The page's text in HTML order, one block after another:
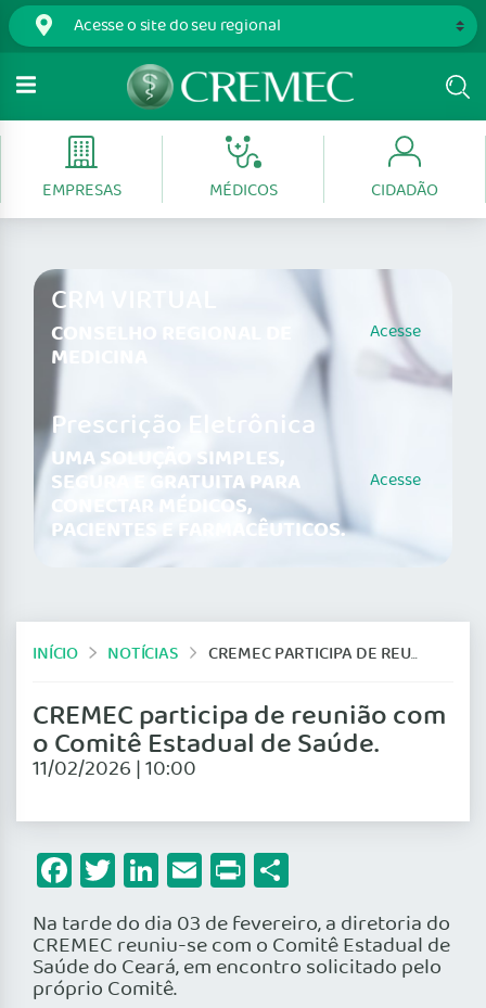
EMPRESAS MÉDICOS CIDADÃO
CRM VIRTUAL
CONSELHO REGIONAL DE
MEDICINA
Acesse
Prescrição Eletrônica
UMA SOLUÇÃO SIMPLES,
SEGURA E GRATUITA PARA
CONECTAR MÉDICOS,
PACIENTES E FARMACÊUTICOS.
Acesse
INÍCIO NOTÍCIAS CREMEC PARTICIPA DE REUNIÃO COM O COMITÊ ESTADUAL DE SAÚDE.
CREMEC participa de reunião com
o Comitê Estadual de Saúde.
11/02/2026 | 10:00
Facebook
Twitter
LinkedIn
Email
Print
Na tarde do dia 03 de fevereiro, a diretoria do
CREMEC reuniu-se com o Comitê Estadual de
Saúde do Ceará, em encontro solicitado pelo
próprio Comitê.